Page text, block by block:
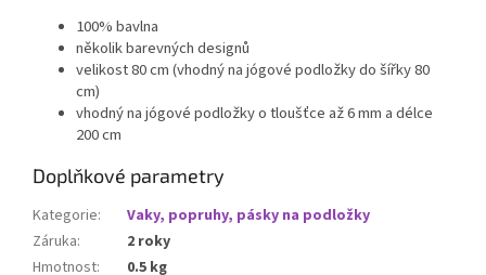
100% bavlna
několik barevných designů
velikost 80 cm (vhodný na jógové podložky do šířky 80
cm)
vhodný na jógové podložky o tloušťce až 6 mm a délce
200 cm
Doplňkové parametry
Kategorie:
Vaky, popruhy, pásky na podložky
Záruka:
2 roky
Hmotnost:
0.5 kg